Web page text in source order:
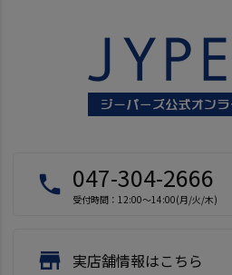
local_phone 047-304-2666
受付時間：12:00～14:00(月/火/木)
store 実店舗情報はこちら